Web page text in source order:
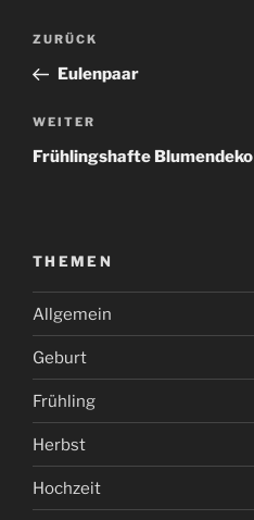
Beitragsnavigation
Vorheriger
Beitrag
ZURÜCK
Eulenpaar
Nächster
Beitrag
WEITER
Frühlingshafte Blumendeko
THEMEN
Allgemein
Geburt
Frühling
Herbst
Hochzeit